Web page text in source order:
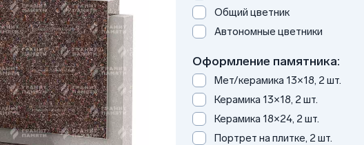
Общий цветник
Автономные цветники
Оформление памятника:
Мет/керамика 13×18, 2 шт.
Керамика 13×18, 2 шт.
Керамика 18×24, 2 шт.
Портрет на плитке, 2 шт.